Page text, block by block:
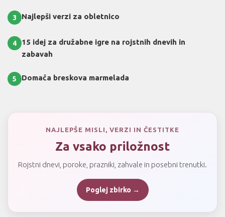
3 Najlepši verzi za obletnico
4
15 idej za družabne igre na rojstnih dnevih in
zabavah
5 Domača breskova marmelada
NAJLEPŠE MISLI, VERZI IN ČESTITKE
Za vsako priložnost
Rojstni dnevi, poroke, prazniki, zahvale in posebni trenutki.
Poglej zbirko →